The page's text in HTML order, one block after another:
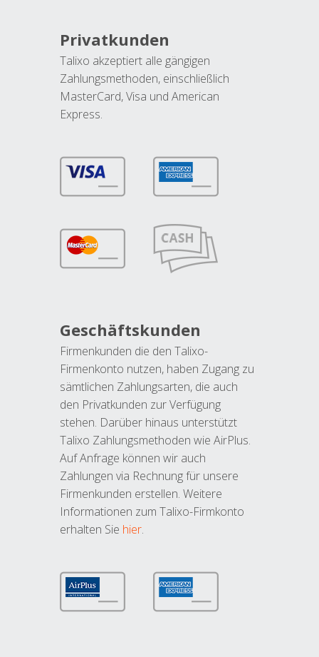
Privatkunden
Talixo akzeptiert alle gängigen
Zahlungsmethoden, einschließlich
MasterCard, Visa und American
Express.
Geschäftskunden
Firmenkunden die den Talixo-
Firmenkonto nutzen, haben Zugang zu
sämtlichen Zahlungsarten, die auch
den Privatkunden zur Verfügung
stehen. Darüber hinaus unterstützt
Talixo Zahlungsmethoden wie AirPlus.
Auf Anfrage können wir auch
Zahlungen via Rechnung für unsere
Firmenkunden erstellen. Weitere
Informationen zum Talixo-Firmkonto
erhalten Sie hier.